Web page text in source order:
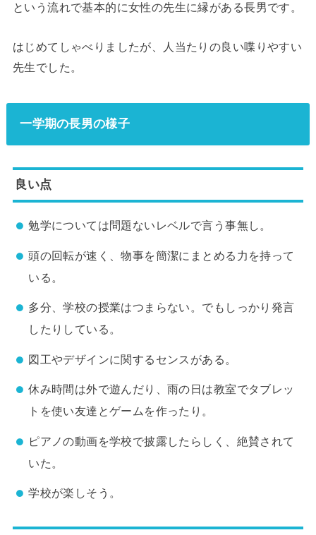
という流れで基本的に女性の先生に縁がある長男です。
はじめてしゃべりましたが、人当たりの良い喋りやすい
先生でした。
一学期の長男の様子
良い点
勉学については問題ないレベルで言う事無し。
頭の回転が速く、物事を簡潔にまとめる力を持って
いる。
多分、学校の授業はつまらない。でもしっかり発言
したりしている。
図工やデザインに関するセンスがある。
休み時間は外で遊んだり、雨の日は教室でタブレッ
トを使い友達とゲームを作ったり。
ピアノの動画を学校で披露したらしく、絶賛されて
いた。
学校が楽しそう。